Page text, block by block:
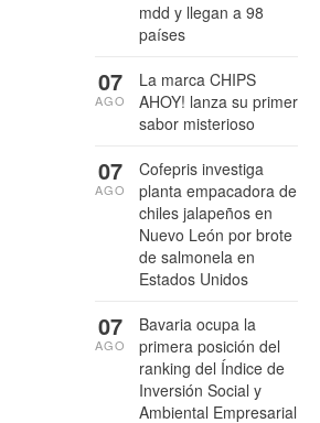
mdd y llegan a 98
países
La marca CHIPS
AHOY! lanza su primer
sabor misterioso
07
AGO
Cofepris investiga
planta empacadora de
chiles jalapeños en
Nuevo León por brote
de salmonela en
Estados Unidos
07
AGO
Bavaria ocupa la
primera posición del
ranking del Índice de
Inversión Social y
Ambiental Empresarial
07
AGO